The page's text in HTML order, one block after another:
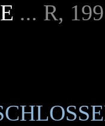
... R,